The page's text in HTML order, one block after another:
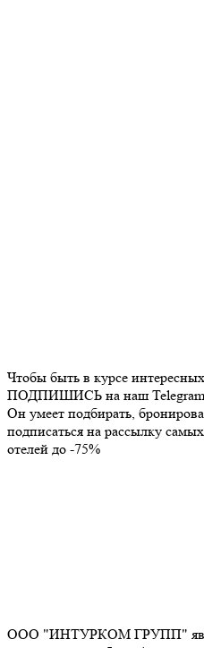
Чтобы быть в курсе
ПОДПИШИСЬ на наш
Он умеет подбирать,
подписаться на рассылку
отелей до -75%
ООО "ИНТУРКОМ ГРУПП"